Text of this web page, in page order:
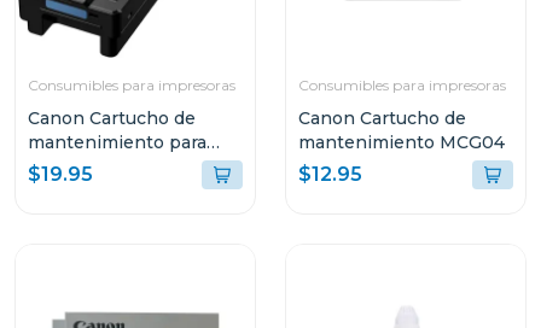
Consumibles para impresoras
Canon Cartucho de
mantenimiento para
impresoras maxify
$19.95
Consumibles para impresoras
Canon Cartucho de
mantenimiento MCG04
$12.95